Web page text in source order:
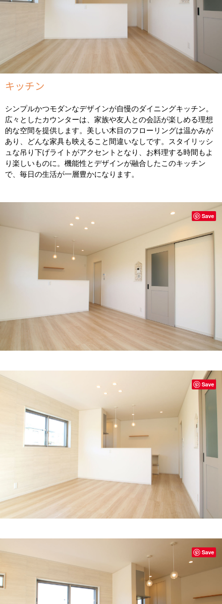
キッチン
シンプルかつモダンなデザインが自慢のダイニングキッチン。
広々としたカウンターは、家族や友人との会話が楽しめる理想
的な空間を提供します。美しい木目のフローリングは温かみが
あり、どんな家具も映えること間違いなしです。スタイリッシ
ュな吊り下げライトがアクセントとなり、お料理する時間もよ
り楽しいものに。機能性とデザインが融合したこのキッチン
で、毎日の生活が一層豊かになります。
Save
Save
Save